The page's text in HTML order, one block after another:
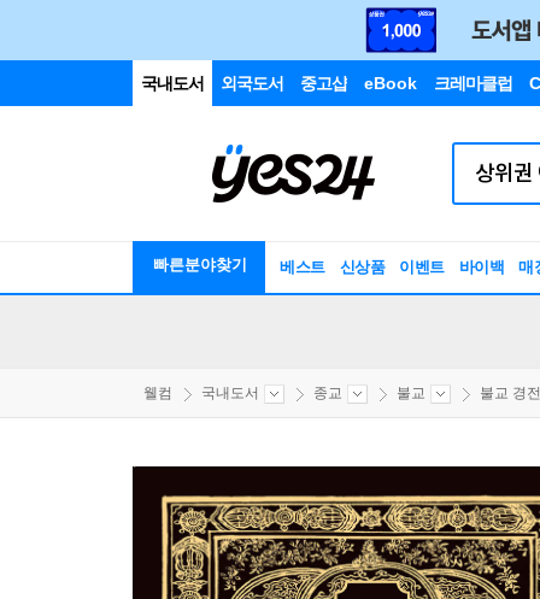
국내도서 외국도서 중고샵 eBook 크레마클럽
빠른분야찾기 베스트 신상품 이벤트 바이백 매
웰컴 국내도서 종교 불교 불교 경